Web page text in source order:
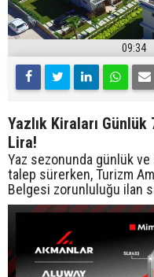
09:34
Yazlık Kiraları
Lira!
Yaz sezonunda günlük
talep sürerken, Turizm
Belgesi zorunluluğu ilan